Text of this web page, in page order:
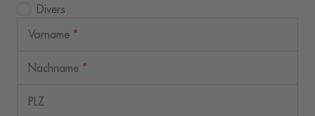
Divers
Vorname *
Nachname *
PLZ